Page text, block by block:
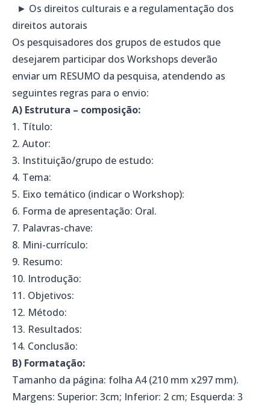
► Os direitos culturais e a regulamentação dos
direitos autorais
Os pesquisadores dos grupos de estudos que
desejarem participar dos Workshops deverão
enviar um RESUMO da pesquisa, atendendo as
seguintes regras para o envio:
A) Estrutura – composição:
1. Título:
2. Autor:
3. Instituição/grupo de estudo:
4. Tema:
5. Eixo temático (indicar o Workshop):
6. Forma de apresentação: Oral.
7. Palavras-chave:
8. Mini-currículo:
9. Resumo:
10. Introdução:
11. Objetivos:
12. Método:
13. Resultados:
14. Conclusão:
B) Formatação:
Tamanho da página: folha A4 (210 mm x297 mm).
Margens: Superior: 3cm; Inferior: 2 cm; Esquerda: 3